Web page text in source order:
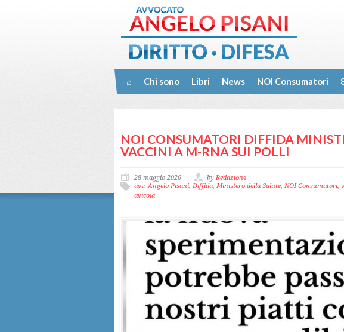
⌂ Chi sono Libri News NOI Consumatori
NOI CONSUMATORI DIFFIDA
VACCINI A M-RNA SUI POLLI
28 maggio 2026 byRedazione
avv. Angelo Pisani, Diffida, Ministero della Salute, NOI Consumatori,
avicola